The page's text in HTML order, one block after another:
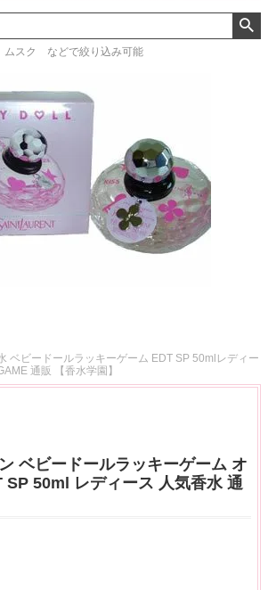
スク などで絞り込み可能
ベビードールラッキーゲーム EDT SP 50mlレディー
通販 【香水学園】
ベビードールラッキーゲーム オ
SP 50ml レディース 人気香水 通